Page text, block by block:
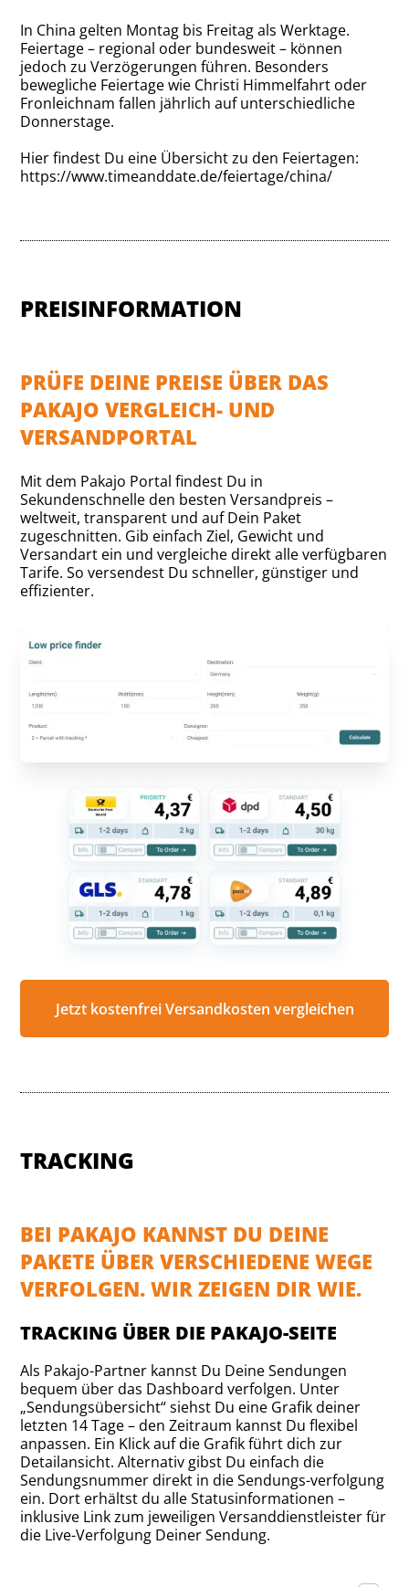
In China gelten Montag bis Freitag als Werktage.
Feiertage – regional oder bundesweit – können
jedoch zu Verzögerungen führen. Besonders
bewegliche Feiertage wie Christi Himmelfahrt oder
Fronleichnam fallen jährlich auf unterschiedliche
Donnerstage.
Hier findest Du eine Übersicht zu den Feiertagen:
https://www.timeanddate.de/feiertage/china/
PREISINFORMATION
PRÜFE DEINE PREISE ÜBER DAS
PAKAJO VERGLEICH- UND
VERSANDPORTAL
Mit dem Pakajo Portal findest Du in
Sekundenschnelle den besten Versandpreis –
weltweit, transparent und auf Dein Paket
zugeschnitten. Gib einfach Ziel, Gewicht und
Versandart ein und vergleiche direkt alle verfügbaren
Tarife. So versendest Du schneller, günstiger und
effizienter.
Jetzt kostenfrei Versandkosten vergleichen
TRACKING
BEI PAKAJO KANNST DU DEINE
PAKETE ÜBER VERSCHIEDENE WEGE
VERFOLGEN. WIR ZEIGEN DIR WIE.
TRACKING ÜBER DIE PAKAJO-SEITE
Als Pakajo-Partner kannst Du Deine Sendungen
bequem über das Dashboard verfolgen. Unter
„Sendungsübersicht“ siehst Du eine Grafik deiner
letzten 14 Tage – den Zeitraum kannst Du flexibel
anpassen. Ein Klick auf die Grafik führt dich zur
Detailansicht. Alternativ gibst Du einfach die
Sendungsnummer direkt in die Sendungs-verfolgung
ein. Dort erhältst du alle Statusinformationen –
inklusive Link zum jeweiligen Versanddienstleister für
die Live-Verfolgung Deiner Sendung.